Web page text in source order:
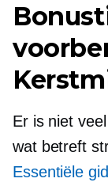
Er is niet
wat betreft
Essentiële